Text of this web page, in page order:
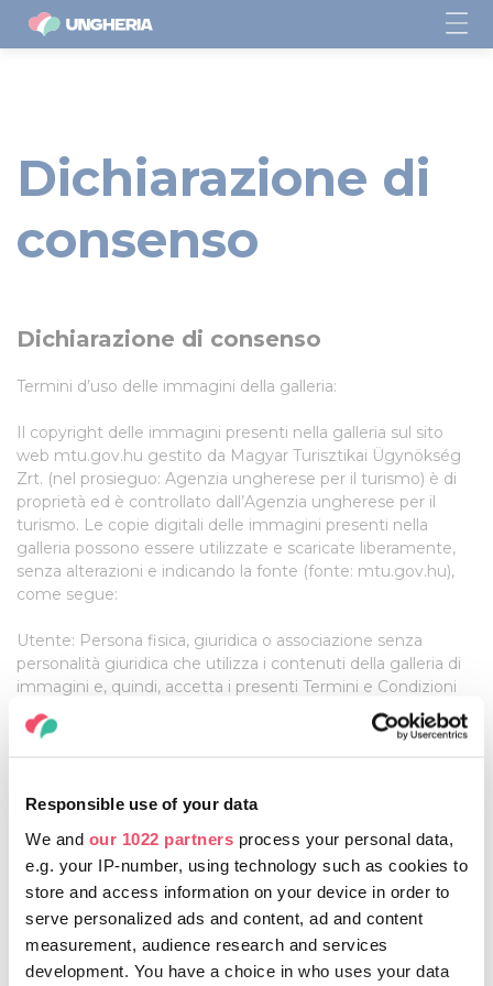
Responsible use of your data
We and our 1022 partners process your personal data,
e.g. your IP-number, using technology such as cookies to
store and access information on your device in order to
serve personalized ads and content, ad and content
measurement, audience research and services
development. You have a choice in who uses your data
Dichiarazione di
consenso
Dichiarazione di consenso
Termini d’uso delle immagini della galleria:
Il copyright delle immagini presenti nella galleria sul sito
web mtu.gov.hu gestito da Magyar Turisztikai Ügynökség
Zrt. (nel prosieguo: Agenzia ungherese per il turismo) è di
proprietà ed è controllato dall’Agenzia ungherese per il
turismo. Le copie digitali delle immagini presenti nella
galleria possono essere utilizzate e scaricate liberamente,
senza alterazioni e indicando la fonte (fonte: mtu.gov.hu),
come segue:
Utente: Persona fisica, giuridica o associazione senza
personalità giuridica che utilizza i contenuti della galleria di
immagini e, quindi, accetta i presenti Termini e Condizioni
d’uso.
Il messaggio o il contenuto o le persone raffigurate nelle
modifica, manipolazione informatica o qualsiasi altro mezzo.
L’utente dovrà rispettare pienamente i diritti personali e
morali nel corso della pubblicazione.
Sono severamente vietati l’uso delle immagini a scopi
promozionali o pubblicitari, la trasmissione automatica e